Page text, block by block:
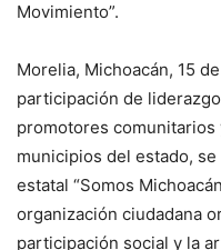
Movimiento”.
Morelia, Michoacán, 15
participación de
promotores
municipios del estado,
estatal “Somos
organización ciudadana
participación social y la